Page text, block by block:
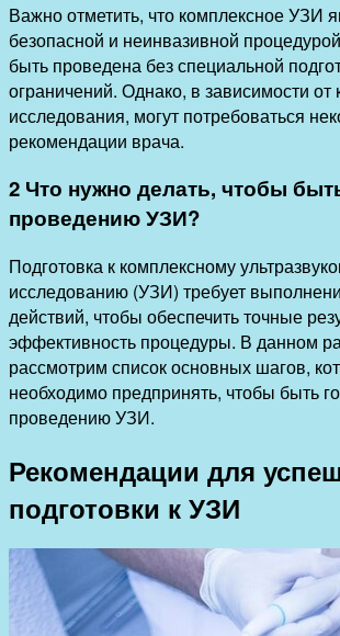
Важно отметить, что комплексное УЗИ
безопасной и неинвазивной
быть проведена без специальной
ограничений. Однако, в зависимости от
исследования, могут потребоваться
рекомендации врача.
2 Что нужно делать, чтобы
проведению УЗИ?
Подготовка к комплексному
исследованию (УЗИ) требует
действий, чтобы обеспечить точные
эффективность процедуры. В данном
рассмотрим список основных шагов,
необходимо предпринять, чтобы быть
проведению УЗИ.
Рекомендации для
подготовки к УЗИ